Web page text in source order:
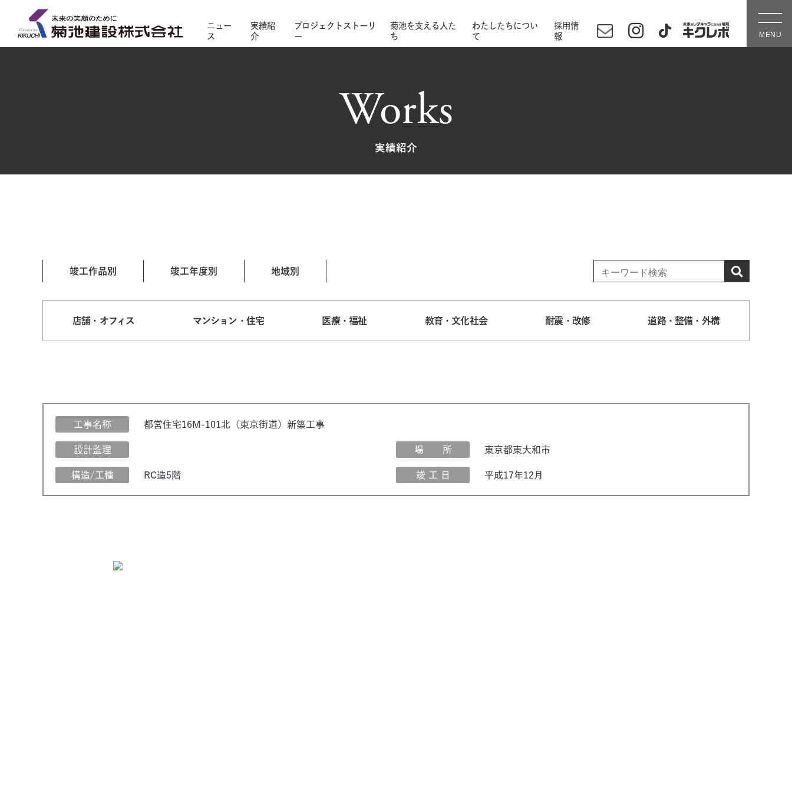
ニュー
ス
実績紹
介
プロジェクトストーリ
ー
菊池を支える人た
ち
わたしたちについ
て
採用情
報
Works
実績紹介
竣工作品別 竣工年度別 地域別
店舗・オフィス マンション・住宅 医療・福祉 教育・文化社会 耐震・改修 道路・整備・外構
工事名称 都営住宅16M-101北（東京街道）新築工事
設計監理 場 所 東京都東大和市
構造/工種 RC造5階 竣 工 日 平成17年12月